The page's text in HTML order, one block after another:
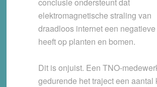
elektromagnetische straling van
draadloos internet een
heeft op planten en bomen.
Dit is onjuist. Een TNO-
gedurende het traject een aantal